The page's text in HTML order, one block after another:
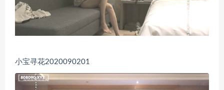
小宝寻花2020090201